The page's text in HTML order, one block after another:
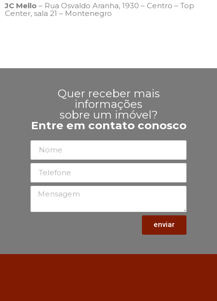
JC Mello – Rua Osvaldo Aranha, 1930 – Centro – Top
Center, sala 21 – Montenegro
Quer receber mais
informações
sobre um imóvel?
Entre em contato conosco
enviar